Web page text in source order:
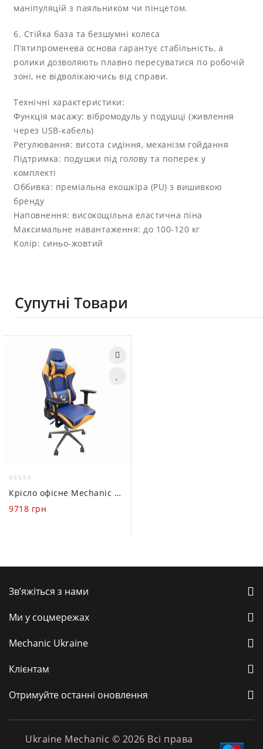
маніпуляцій з паяльником чи пінцетом.
6. Стійка база та безшумні колеса
П’ятипроменева основа гарантує стабільність, а
ролики дозволяють плавно пересуватися по робочій
зоні, не відволікаючись від справи.
Технічні характеристики:
Функція масажу: вібромодуль у подушці (живлення
через USB-кабель)
Регулювання: висота сидіння, механізм гойдання
Підтримка: подушки під голову та поперек у
комплекті
Оббивка: преміальна екошкіра (PU) з вишивкою
бренду
Наповнення: високощільна еластична піна
Максимальне навантаження: до 100-120 кг
Колір: синьо-жовтий
Супутні Товари
out
of
Крісло офісне Mechanic Pro
9718 грн
Зв’яжіться з нами
Ми у соцмережах
Mechanic Ukraine
Клієнтам
Отримуйте останні оновлення
Ukraine Mechanic © 2026 Всі права